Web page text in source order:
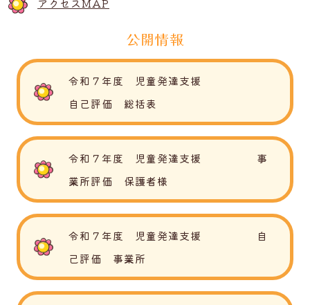
アクセスMAP
公開情報
令和７年度 児童発達支援
自己評価 総括表
令和７年度 児童発達支援 事
業所評価 保護者様
令和７年度 児童発達支援 自
己評価 事業所